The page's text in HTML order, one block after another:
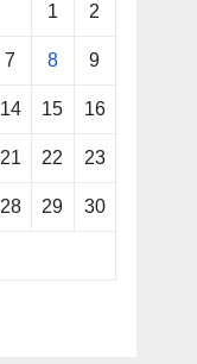
1 2
7 8 9
14 15 16
21 22 23
28 29 30